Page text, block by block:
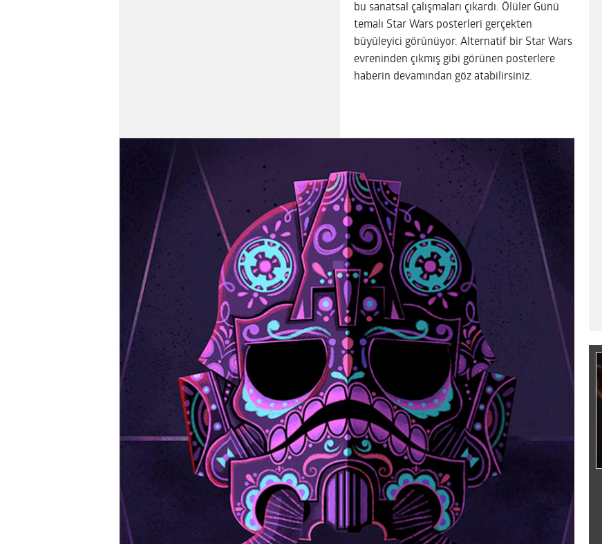
bu sanatsal çalışmaları çıkardı. Ölüler Günü
temalı Star Wars posterleri gerçekten
büyüleyici görünüyor. Alternatif bir Star Wars
evreninden çıkmış gibi görünen posterlere
haberin devamından göz atabilirsiniz.